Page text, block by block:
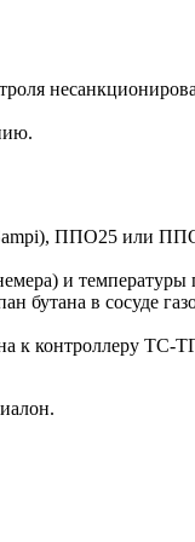
ППО25 или
и температуры
бутана в сосуде
к контроллеру ТС-